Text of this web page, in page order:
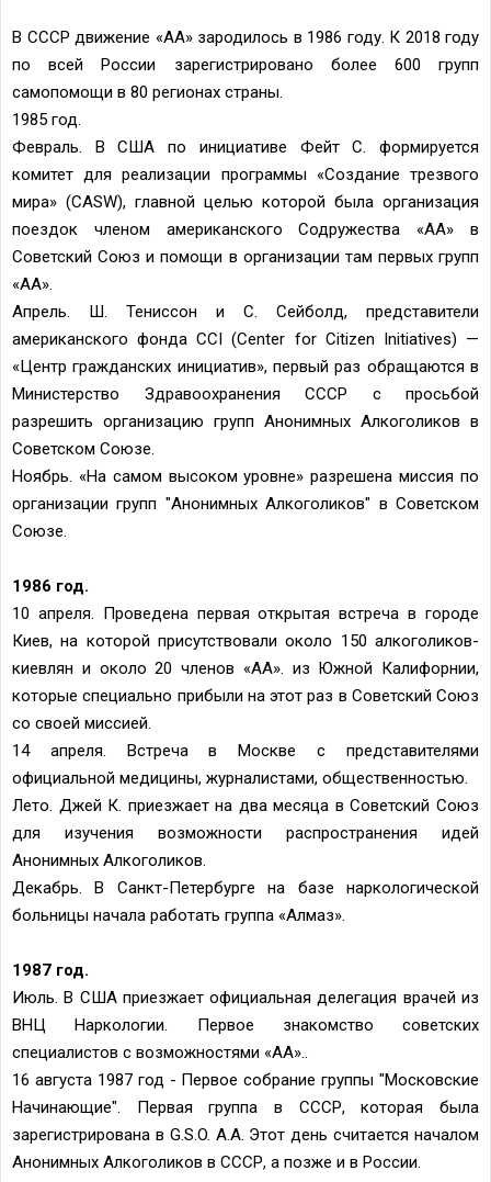
В СССР движение «АА» зародилось в 1986 году. К 2018 году
по всей России зарегистрировано более 600 групп
самопомощи в 80 регионах страны.
1985 год.
Февраль. В США по инициативе Фейт С. формируется
комитет для реализации программы «Создание трезвого
мира» (CASW), главной целью которой была организация
поездок членом американского Содружества «АА» в
Советский Союз и помощи в организации там первых групп
«АА».
Апрель. Ш. Тениссон и С. Сейболд, представители
американского фонда CCI (Center for Citizen Initiatives) —
«Центр гражданских инициатив», первый раз обращаются в
Министерство Здравоохранения СССР с просьбой
разрешить организацию групп Анонимных Алкоголиков в
Советском Союзе.
Ноябрь. «На самом высоком уровне» разрешена миссия по
организации групп "Анонимных Алкоголиков" в Советском
Союзе.
1986 год.
10 апреля. Проведена первая открытая встреча в городе
Киев, на которой присутствовали около 150 алкоголиков-
киевлян и около 20 членов «АА». из Южной Калифорнии,
которые специально прибыли на этот раз в Советский Союз
со своей миссией.
14 апреля. Встреча в Москве с представителями
официальной медицины, журналистами, общественностью.
Лето. Джей К. приезжает на два месяца в Советский Союз
для изучения возможности распространения идей
Анонимных Алкоголиков.
Декабрь. В Санкт-Петербурге на базе наркологической
больницы начала работать группа «Алмаз».
1987 год.
Июль. В США приезжает официальная делегация врачей из
ВНЦ Наркологии. Первое знакомство советских
специалистов с возможностями «АА»..
16 августа 1987 год - Первое собрание группы "Московские
Начинающие". Первая группа в СССР, которая была
зарегистрирована в G.S.O. A.A. Этот день считается началом
Анонимных Алкоголиков в СССР, а позже и в России.